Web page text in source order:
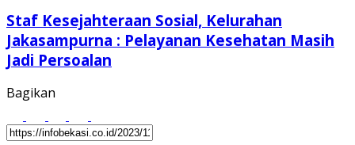
Staf Kesejahteraan Sosial, Kelurahan
Jakasampurna : Pelayanan Kesehatan Masih
Jadi Persoalan
Bagikan